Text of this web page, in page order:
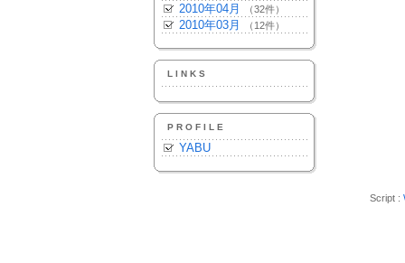
2010年04月 （32件）
2010年03月 （12件）
LINKS
PROFILE
YABU
Script :